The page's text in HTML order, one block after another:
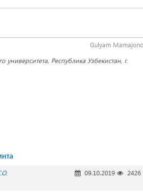
Gulyam
университета, Республика Узбекистан, г.
09.10.2019
2426